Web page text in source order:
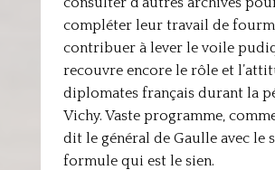
compléter leur travail de
contribuer à lever le voile
recouvre encore le rôle et
diplomates français durant la
Vichy. Vaste programme,
dit le général de Gaulle avec le
formule qui est le sien.